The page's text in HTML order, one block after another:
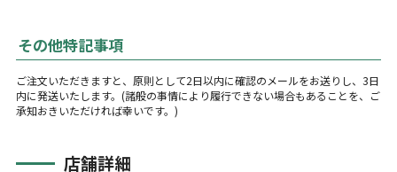
その他特記事項
ご注文いただきますと、原則として2日以内に確認のメールをお送りし、3日
内に発送いたします。(諸般の事情により履行できない場合もあることを、ご
承知おきいただければ幸いです。)
店舗詳細